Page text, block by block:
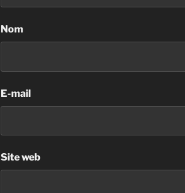
Nom
E-mail
Site web